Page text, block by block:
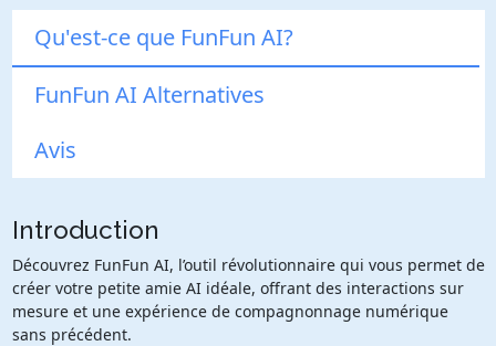
Qu'est-ce que FunFun AI?
FunFun AI Alternatives
Avis
Introduction
Découvrez FunFun AI, l’outil révolutionnaire qui vous permet de
créer votre petite amie AI idéale, offrant des interactions sur
mesure et une expérience de compagnonnage numérique
sans précédent.